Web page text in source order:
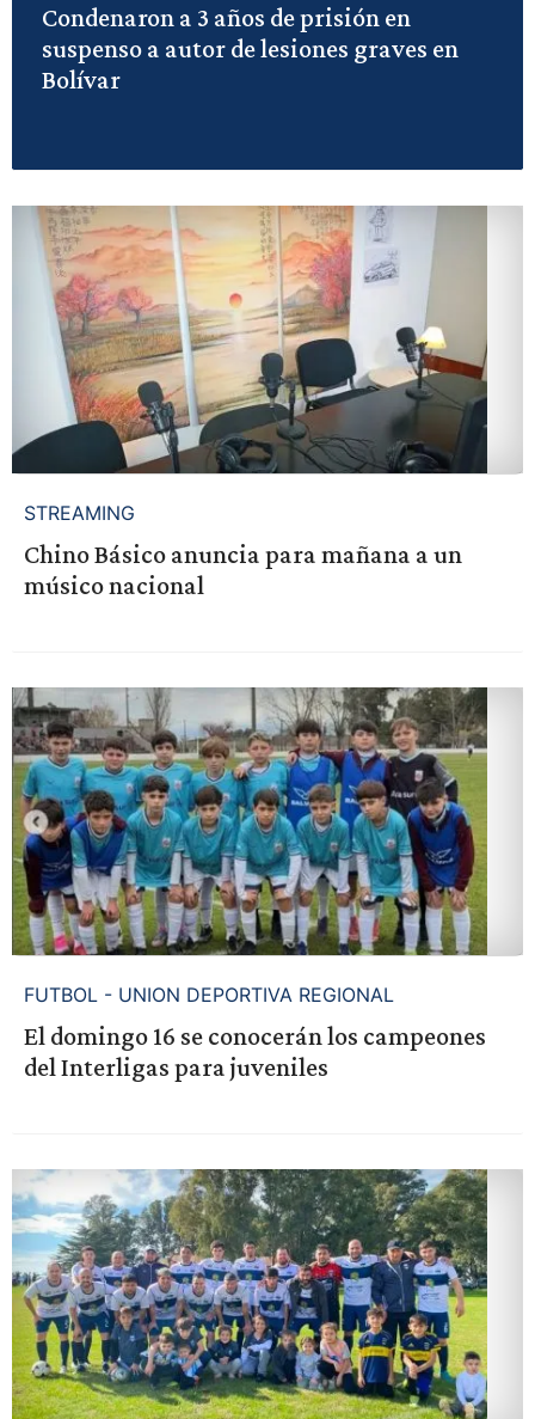
Condenaron a 3 años de prisión en
suspenso a autor de lesiones graves en
Bolívar
STREAMING
Chino Básico anuncia para mañana a un
músico nacional
FUTBOL - UNION DEPORTIVA REGIONAL
El domingo 16 se conocerán los campeones
del Interligas para juveniles